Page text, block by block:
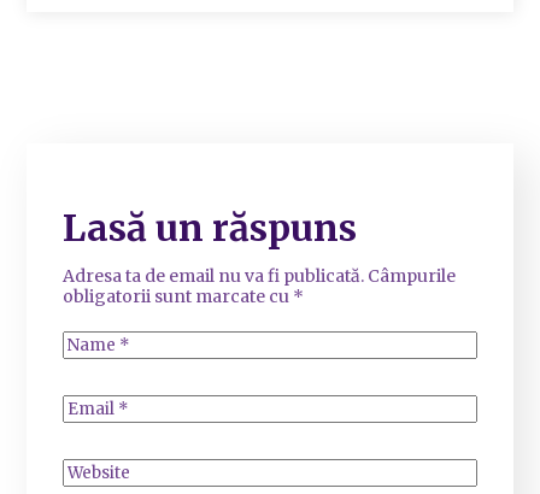
Lasă un răspuns
Adresa ta de email nu va fi publicată. Câmpurile
obligatorii sunt marcate cu *